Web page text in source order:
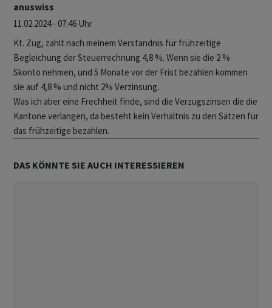
anuswiss
11.02.2024 - 07:46 Uhr
Kt. Zug, zahlt nach meinem Verständnis für frühzeitige
Begleichung der Steuerrechnung 4,8 %. Wenn sie die 2 %
Skonto nehmen, und 5 Monate vor der Frist bezahlen kommen
sie auf 4,8 % und nicht 2% Verzinsung.
Was ich aber eine Frechheit finde, sind die Verzugszinsen die die
Kantone verlangen, da besteht kein Verhältnis zu den Sätzen für
das frühzeitige bezahlen.
DAS KÖNNTE SIE AUCH INTERESSIEREN